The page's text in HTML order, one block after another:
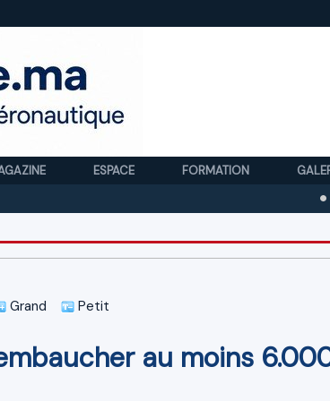
ESPACE FORMATION
Royal
Grand Petit
au moins